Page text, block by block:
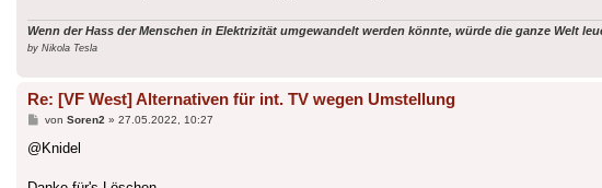
Wenn der Hass der Menschen in Elektrizität umgewandelt werden könnte, würde die ganze Welt
by Nikola Tesla
Re: [VF West] Alternativen für int. TV wegen Umstellung
Beitrag
von Soren2» 27.05.2022, 10:27
@Knidel